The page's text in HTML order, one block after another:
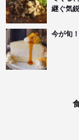
継ぐ気
今が旬